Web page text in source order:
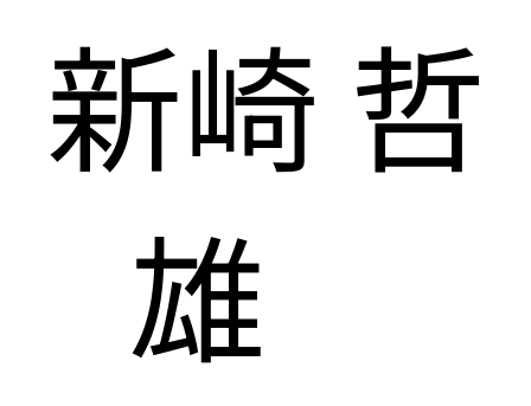
新崎 哲
雄